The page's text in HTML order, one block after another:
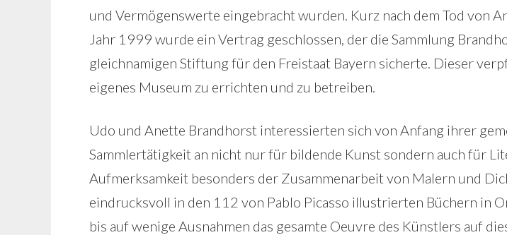
und Vermögenswerte eingebracht wurden. Kurz nach dem Tod von
Jahr 1999 wurde ein Vertrag geschlossen, der die Sammlung
gleichnamigen Stiftung für den Freistaat Bayern sicherte. Dieser
eigenes Museum zu errichten und zu betreiben.
Udo und Anette Brandhorst interessierten sich von Anfang ihrer
Sammlertätigkeit an nicht nur für bildende Kunst sondern auch für
Aufmerksamkeit besonders der Zusammenarbeit von Malern und
eindrucksvoll in den 112 von Pablo Picasso illustrierten Büchern in
bis auf wenige Ausnahmen das gesamte Oeuvre des Künstlers auf